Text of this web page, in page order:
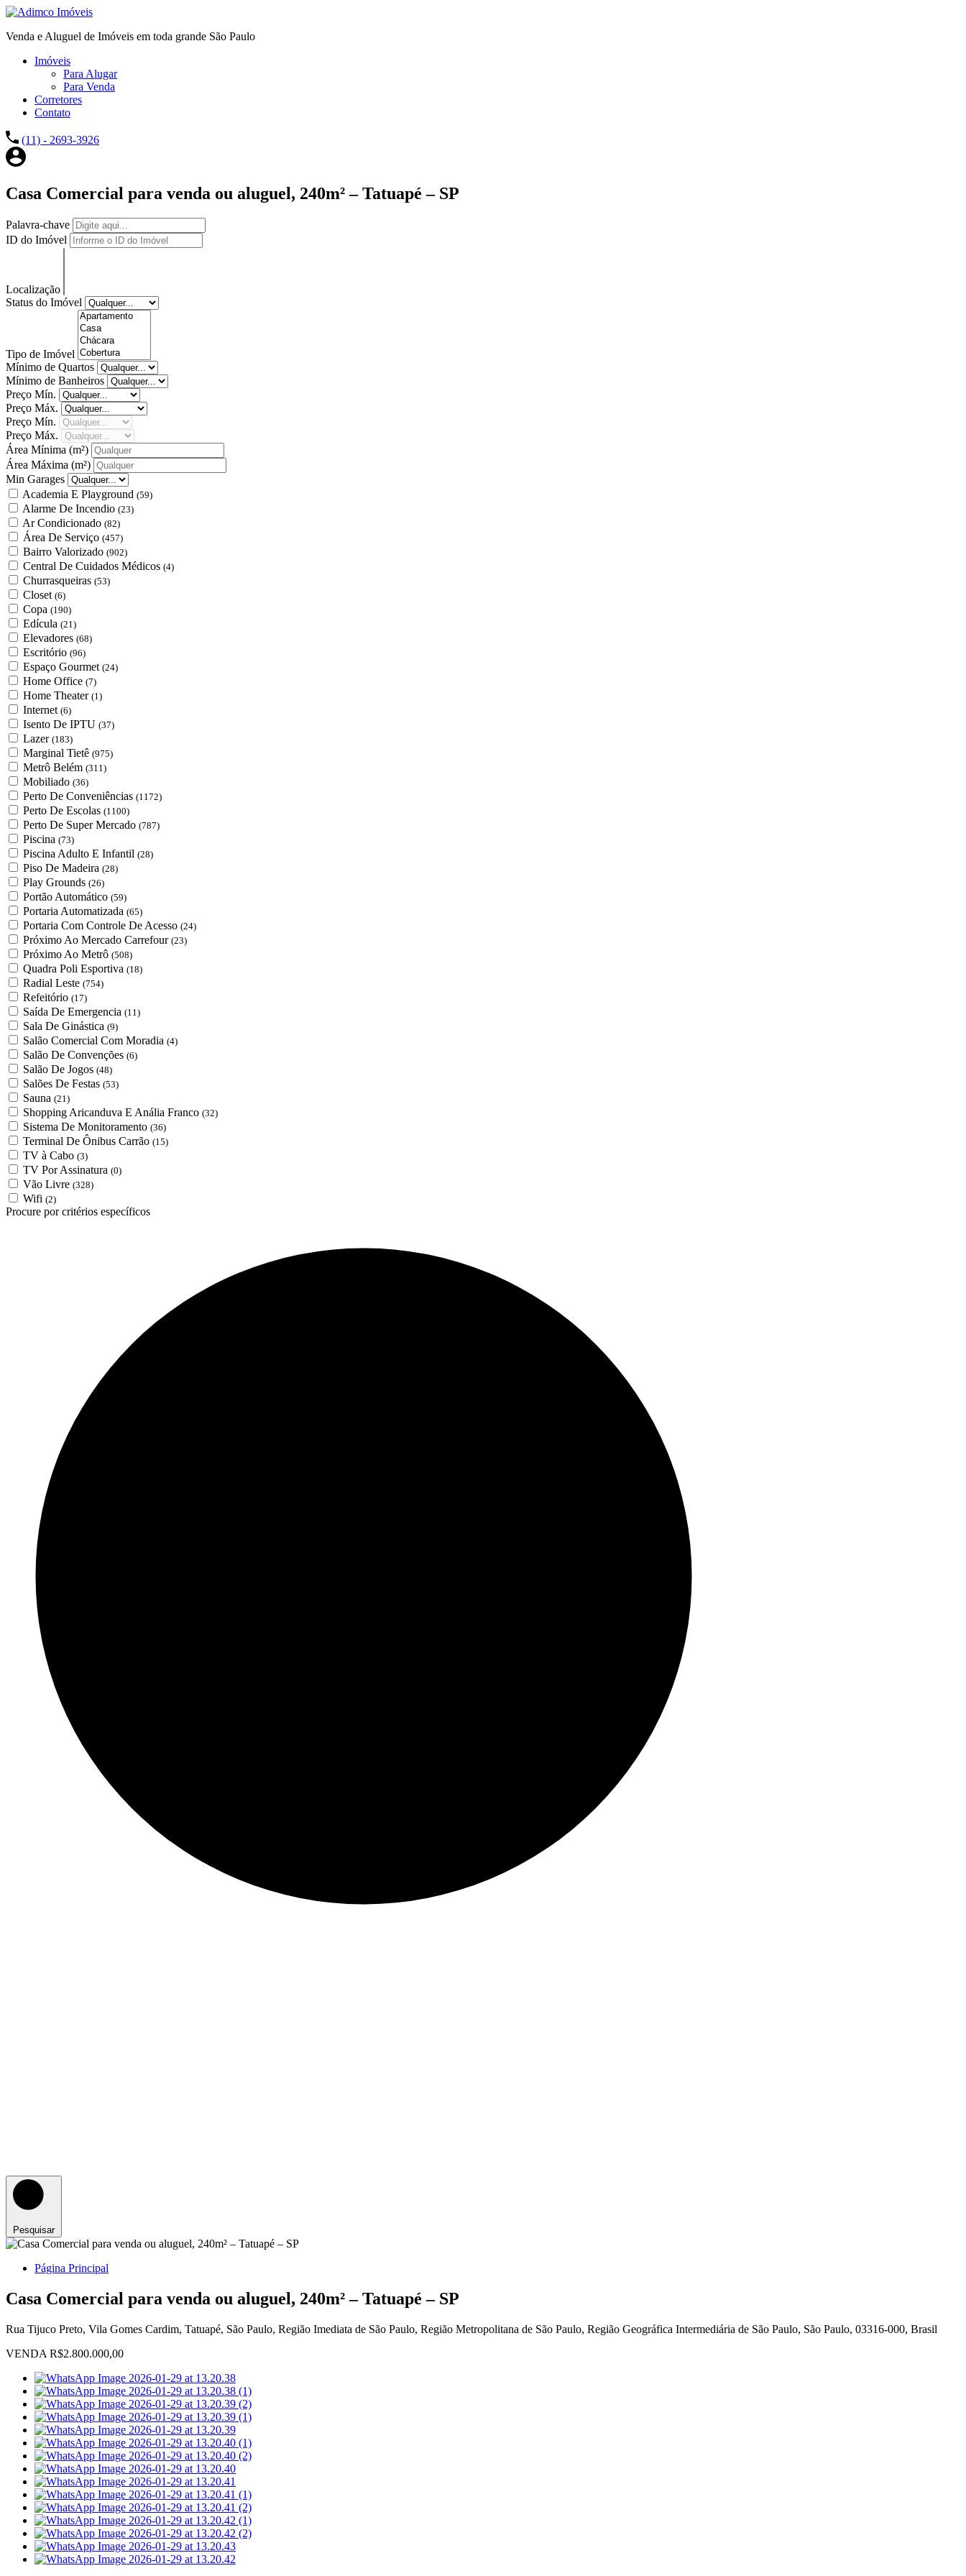
Venda e Aluguel de Imóveis em toda grande São Paulo
Imóveis
Para Alugar
Para Venda
Corretores
Contato
(11) - 2693-3926
Casa Comercial para venda ou aluguel, 240m² – Tatuapé – SP
Palavra-chave
ID do Imóvel
Localização
Status do Imóvel
Tipo de Imóvel
Mínimo de Quartos
Mínimo de Banheiros
Preço Mín.
Preço Máx.
Preço Mín.
Preço Máx.
Área Mínima (m²)
Área Máxima (m²)
Min Garages
Academia E Playground (59)
Alarme De Incendio (23)
Ar Condicionado (82)
Área De Serviço (457)
Bairro Valorizado (902)
Central De Cuidados Médicos (4)
Churrasqueiras (53)
Closet (6)
Copa (190)
Edícula (21)
Elevadores (68)
Escritório (96)
Espaço Gourmet (24)
Home Office (7)
Home Theater (1)
Internet (6)
Isento De IPTU (37)
Lazer (183)
Marginal Tietê (975)
Metrô Belém (311)
Mobiliado (36)
Perto De Conveniências (1172)
Perto De Escolas (1100)
Perto De Super Mercado (787)
Piscina (73)
Piscina Adulto E Infantil (28)
Piso De Madeira (28)
Play Grounds (26)
Portão Automático (59)
Portaria Automatizada (65)
Portaria Com Controle De Acesso (24)
Próximo Ao Mercado Carrefour (23)
Próximo Ao Metrô (508)
Quadra Poli Esportiva (18)
Radial Leste (754)
Refeitório (17)
Saída De Emergencia (11)
Sala De Ginástica (9)
Salão Comercial Com Moradia (4)
Salão De Convenções (6)
Salão De Jogos (48)
Salões De Festas (53)
Sauna (21)
Shopping Aricanduva E Anália Franco (32)
Sistema De Monitoramento (36)
Terminal De Ônibus Carrão (15)
TV à Cabo (3)
TV Por Assinatura (0)
Vão Livre (328)
Wifi (2)
Procure por critérios específicos
Pesquisar
Página Principal
Casa Comercial para venda ou aluguel, 240m² – Tatuapé – SP
Rua Tijuco Preto, Vila Gomes Cardim, Tatuapé, São Paulo, Região Imediata de São Paulo, Região Metropolitana de São Paulo, Região Geográfica Intermediária de São Paulo, São Paulo, 03316-000, Brasil
VENDA R$2.800.000,00